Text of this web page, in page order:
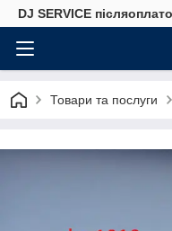
DJ SERVICE
Товари та послуги